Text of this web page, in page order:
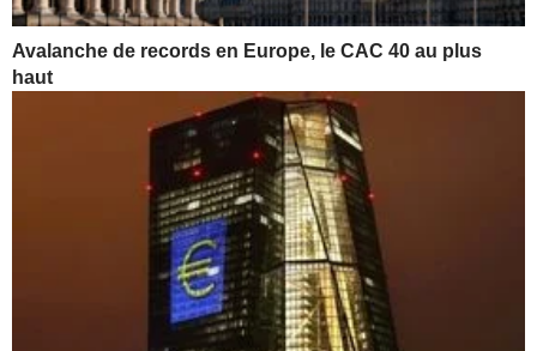
Avalanche de records en Europe, le CAC 40 au plus
haut